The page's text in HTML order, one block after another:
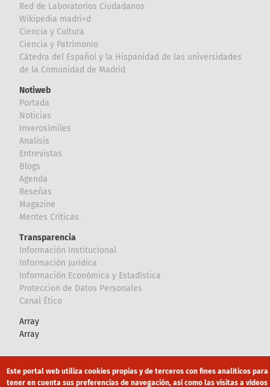
Red de Laboratorios Ciudadanos
Wikipedia madri+d
Ciencia y Cultura
Ciencia y Patrimonio
Cátedra del Español y la Hispanidad de las universidades
de la Comunidad de Madrid
Notiweb
Portada
Noticias
Inverosímiles
Analisis
Entrevistas
Blogs
Agenda
Reseñas
Magazine
Mentes Críticas
Transparencia
Información Institucional
Información Jurídica
Información Económica y Estadística
Proteccion de Datos Personales
Canal Ético
Array
Array
Canal Ético eduroam Mapa Web
Este portal web utiliza cookies propias y de terceros con fines analíticos para
tener en cuenta sus preferencias de navegación, así como las visitas a vídeos